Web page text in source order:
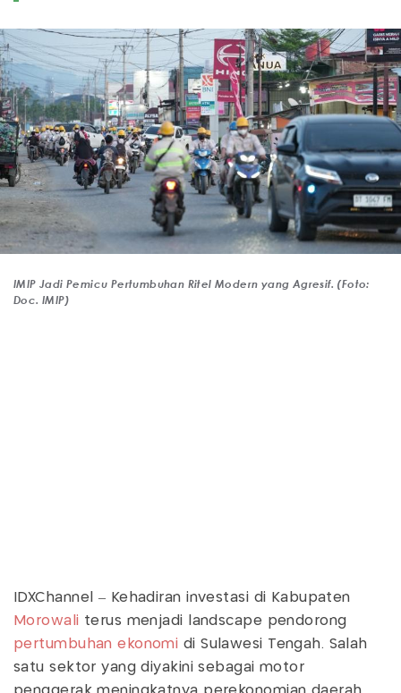
IMIP Jadi Pemicu Pertumbuhan Ritel Modern yang Agresif. (Foto:
Doc. IMIP)
IDXChannel – Kehadiran investasi di Kabupaten
Morowali terus menjadi landscape pendorong
pertumbuhan ekonomi di Sulawesi Tengah. Salah
satu sektor yang diyakini sebagai motor